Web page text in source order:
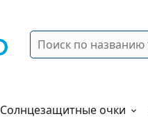
Поиск
Солнцезащитные очки